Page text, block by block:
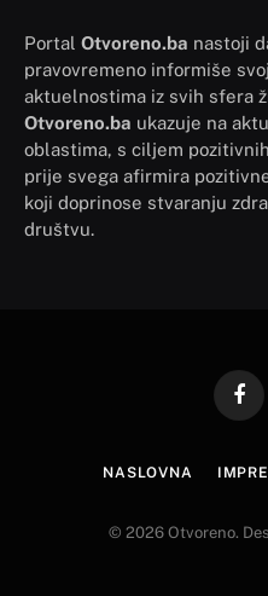
Portal Otvoreno.ba nastoji
pravovremeno informiše
aktuelnostima iz svih sfera
Otvoreno.ba ukazuje na
oblastima, s ciljem
prije svega afirmira
koji doprinose stvaranju
društvu.
NASLOVNA
© 2026 Otvoreno.